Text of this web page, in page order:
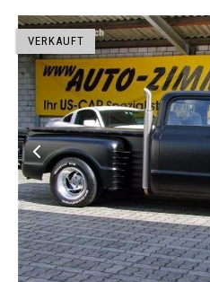
VERKAUFT